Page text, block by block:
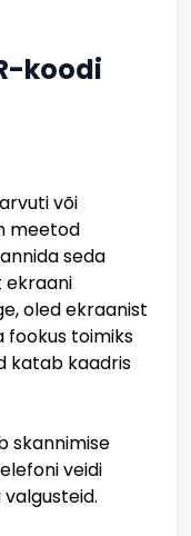
koodi
või
meetod
seda
ekraani
oled ekraanist
fookus toimiks
katab kaadris
skannimise
veidi